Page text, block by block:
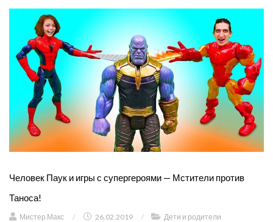
Человек Паук и игры с супергероями — Мстители против
Таноса!
Мистер Макс / 26.02.2019 / Дети и родители